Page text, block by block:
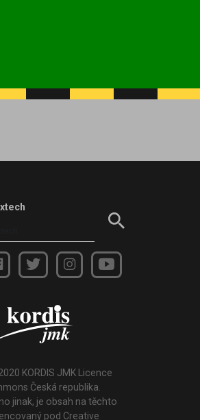
KORDIS JMK Licence
Česká republika.
jinak, je obsah na těchto
pod Creative